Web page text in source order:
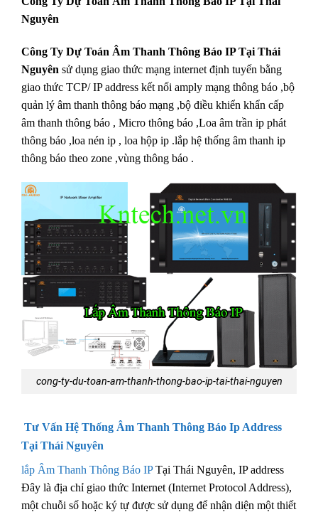
Nguyên
Công Ty Dự Toán Âm Thanh Thông Báo IP Tại Thái
Nguyên sử dụng giao thức mạng internet định tuyến bằng
giao thức TCP/ IP address kết nối amply mạng thông báo ,bộ
quản lý âm thanh thông báo mạng ,bộ điều khiển khẩn cấp
âm thanh thông báo , Micro thông báo ,Loa âm trần ip phát
thông báo ,loa nén ip , loa hộp ip .lắp hệ thống âm thanh ip
thông báo theo zone ,vùng thông báo .
cong-ty-du-toan-am-thanh-thong-bao-ip-tai-thai-nguyen
Tư Vấn Hệ Thống Âm Thanh Thông Báo Ip Address
Tại Thái Nguyên
lắp Âm Thanh Thông Báo IPTại Thái Nguyên, IP address
Đây là địa chỉ giao thức Internet (Internet Protocol Address),
một chuỗi số hoặc ký tự được sử dụng để nhận diện một thiết